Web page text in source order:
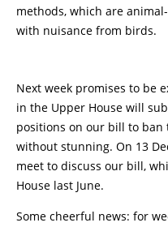
methods, which are
with nuisance from birds.
Next week promises to be
in the Upper House will
positions on our bill to
without stunning. On 13
meet to discuss our bill,
House last June.
Some cheerful news: for